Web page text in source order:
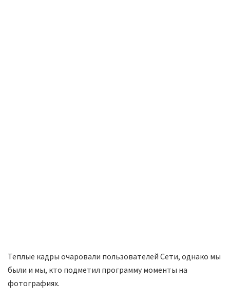
Теплые кадры очаровали пользователей Сети, однако мы
были и мы, кто подметил программу моменты на
фотографиях.